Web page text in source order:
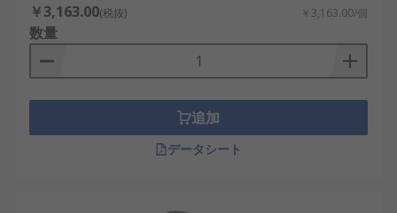
￥3,163.00(税抜) ￥3,163.00/個
数量
追加
データシート